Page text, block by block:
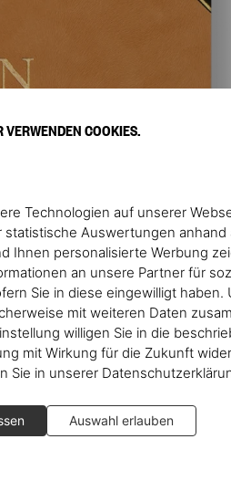
VERWENDEN COOKIES.
Technologien auf unserer
Auswertungen anhand
Ihnen personalisierte Werbung
an unsere Partner für
Sie in diese eingewilligt haben.
mit weiteren Daten
willigen Sie in die
mit Wirkung für die Zukunft
Sie in unserer
Auswahl erlauben